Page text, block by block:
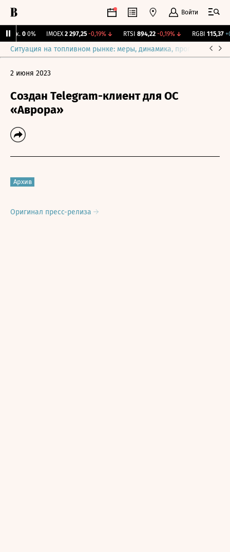
Войти
0 0% IMOEX 2 297,25 -0,19%↓ RTSI 894,22 -0,19%↓ RGBI 115,37
Ситуация на топливном рынке: меры, динамика, прогнозы
2 июня 2023
Создан Telegram-клиент для ОС
«Аврора»
Архив
Оригинал пресс-релиза